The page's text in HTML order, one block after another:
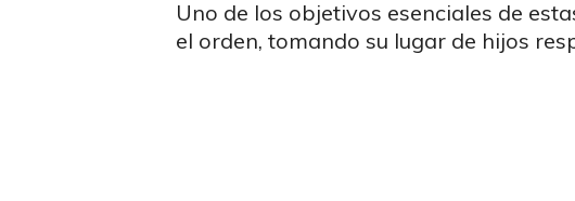
Uno de los objetivos esenciales de
el orden, tomando su lugar de hijos